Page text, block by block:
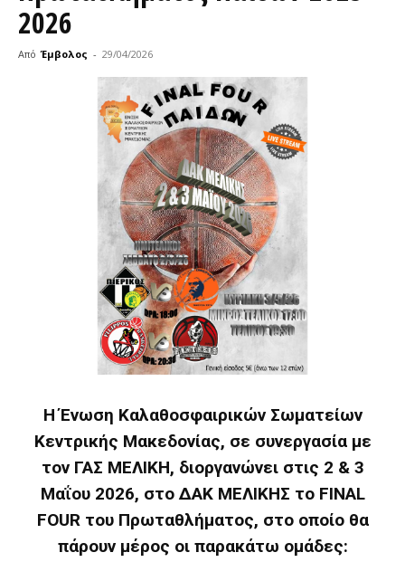
2026
Από Έμβολος - 29/04/2026
H Ένωση Καλαθοσφαιρικών Σωματείων
Κεντρικής Μακεδονίας, σε συνεργασία με
τον ΓΑΣ ΜΕΛΙΚΗ, διοργανώνει στις 2 & 3
Μαΐου 2026, στο ΔΑΚ ΜΕΛΙΚΗΣ το FINAL
FOUR του Πρωταθλήματος, στο οποίο θα
πάρουν μέρος οι παρακάτω ομάδες: